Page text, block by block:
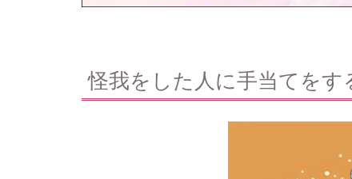
怪我をした人に手当てを